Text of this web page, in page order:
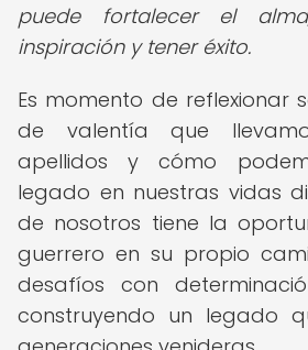
puede fortalecer el
inspiración y tener éxito.
Es momento de reflexionar
de valentía que
apellidos y cómo
legado en nuestras vidas
de nosotros tiene la
guerrero en su propio
desafíos con
construyendo un legado